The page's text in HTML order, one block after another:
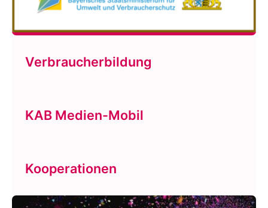
Verbraucherbildung
KAB Medien-Mobil
Kooperationen